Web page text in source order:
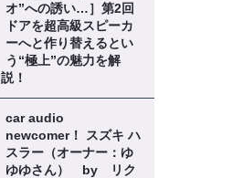
オ”への誘い…］第2回
ドアを超高級スピーカ
ーへと作り替えるとい
う“極上”の魅力を解
説！
car audio
newcomer！ スズキ ハ
スラー（オーナー：ゆ
ゆゆさん） by リク